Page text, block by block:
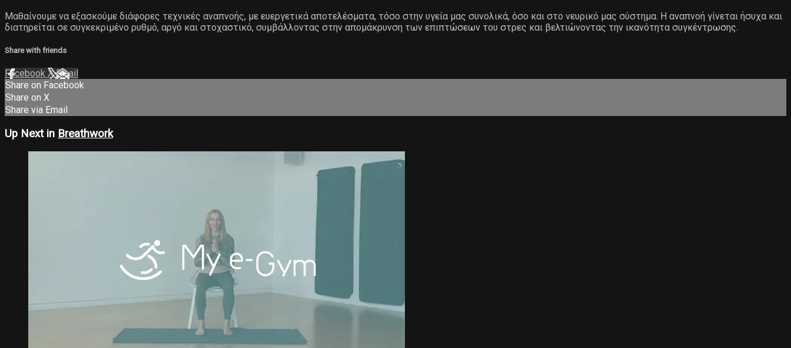
Μαθαίνουμε να εξασκούμε διάφορες τεχνικές αναπνοής, με ευεργετικά αποτελέσματα, τόσο στην υγεία μας συνολικά, όσο και στο νευρικό μας σύστημα. Η αναπνοή γίνεται ήσυχα και
διατηρείται σε συγκεκριμένο ρυθμό, αργό και στοχαστικό, συμβάλλοντας στην απομάκρυνση των επιπτώσεων του στρες και βελτιώνοντας την ικανότητα συγκέντρωσης.
Share with friends
Facebook XEmail
Share on Facebook
Share on X
Share via Email
Up Next in Breathwork